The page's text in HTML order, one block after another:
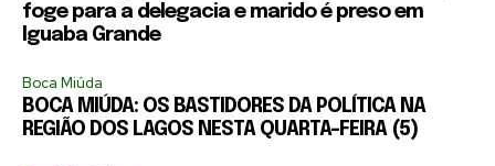
foge para a delegacia e marido é preso em
Iguaba Grande
Boca Miúda
BOCA MIÚDA: OS BASTIDORES DA POLÍTICA NA
REGIÃO DOS LAGOS NESTA QUARTA-FEIRA (5)